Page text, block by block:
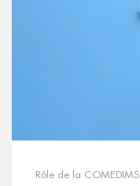
Rôle de la COMEDIMS